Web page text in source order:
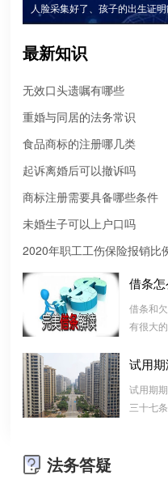
人脸采集好了、孩子的出生证
最新知识
无效口头遗嘱有哪些
重婚与同居的法务常识
食品商标的注册哪几类
起诉离婚后可以撤诉吗
商标注册需要具备哪些条件
未婚生子可以上户口吗
2020年职工工伤保险报销比
借条
借条和
有很大
系，而
往来的
并不代
试用
试用期
三十七
法务答疑
微信转账凭证能证明存
出借人只提供微信转账凭
不能证明双方存在借款关
婚前协议
婚前协议的主要目的是对
等问题实现作出约定，以
婚内财产公证在哪边公
受理。